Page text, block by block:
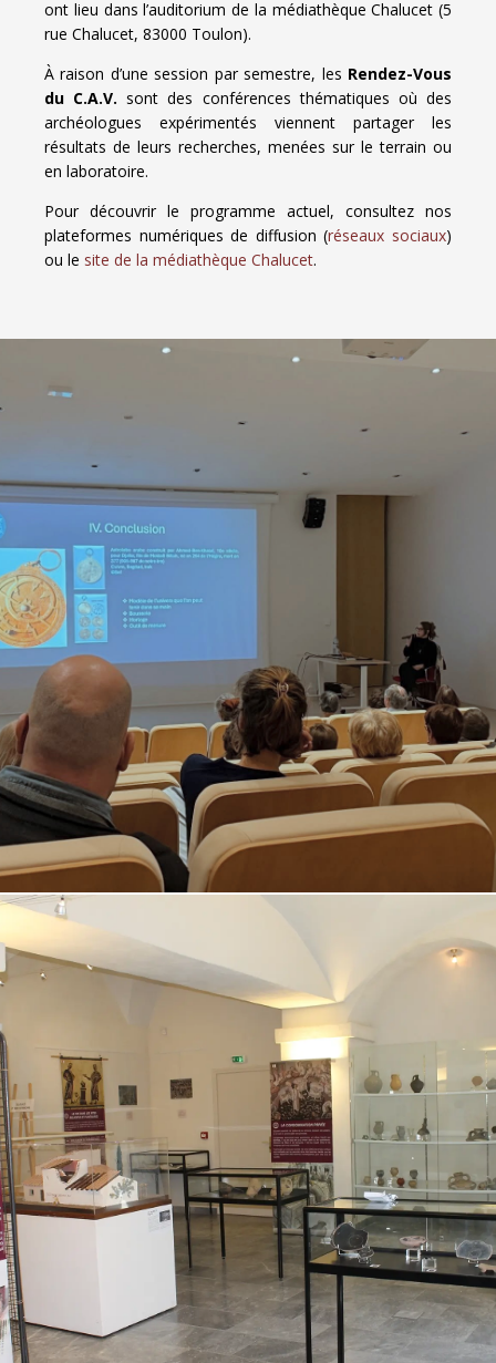
ont lieu dans l’auditorium de la médiathèque Chalucet (5
rue Chalucet, 83000 Toulon).
À raison d’une session par semestre, les Rendez-Vous
du C.A.V. sont des conférences thématiques où des
archéologues expérimentés viennent partager les
résultats de leurs recherches, menées sur le terrain ou
en laboratoire.
Pour découvrir le programme actuel, consultez nos
plateformes numériques de diffusion (réseaux sociaux)
ou le site de la médiathèque Chalucet.